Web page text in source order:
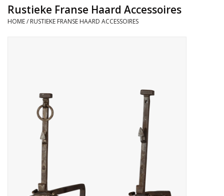
Toebehoren
Antiquiteiten en Vintage
Decoratieve Outdoor
Vloeren - Steen, Terra Cotta
& Marmer
Rustieke Franse Haard Accessoires
HOME/ RUSTIEKE FRANSE HAARD ACCESSOIRES